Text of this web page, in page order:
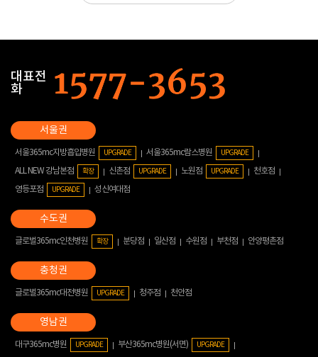
대표전
화
서울365mc지방흡입병원 UPGRADE 서울365mc람스병원 UPGRADE
ALL NEW 강남본점 확장 신촌점 UPGRADE 노원점 UPGRADE
천호점
영등포점
UPGRADE 성신여대점
글로벌365mc인천병원 확장 분당점 일산점 수원점 부천점 안양평촌점
글로벌365mc대전병원 UPGRADE 청주점 천안점
대구365mc병원 UPGRADE 부산365mc병원(서면) UPGRADE